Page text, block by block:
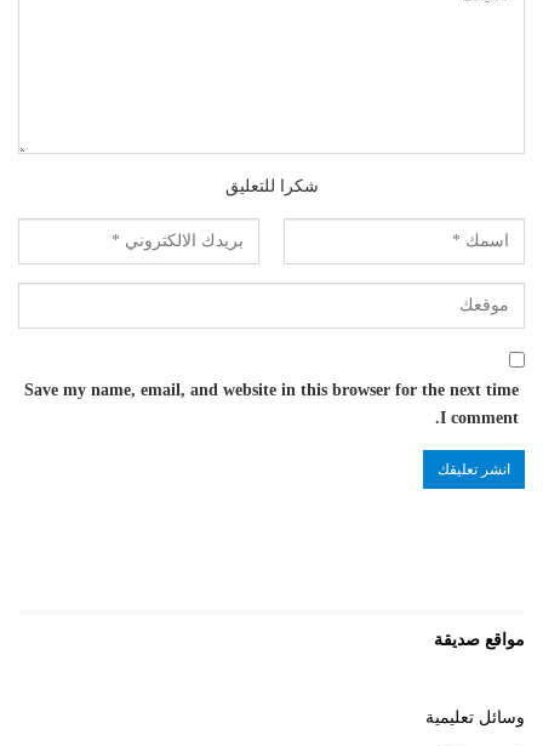
شكرا للتعليق
Save my name, email, and website in this browser for the next time
I comment.
مواقع صديقة
وسائل تعليمية